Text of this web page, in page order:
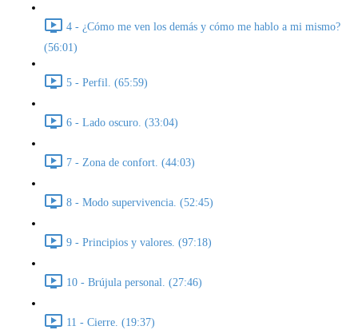
4 - ¿Cómo me ven los demás y cómo me hablo a mi mismo?
(56:01)
5 - Perfil. (65:59)
6 - Lado oscuro. (33:04)
7 - Zona de confort. (44:03)
8 - Modo supervivencia. (52:45)
9 - Principios y valores. (97:18)
10 - Brújula personal. (27:46)
11 - Cierre. (19:37)